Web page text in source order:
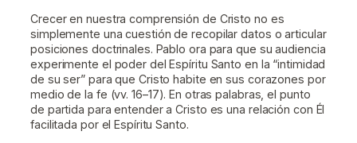
Crecer en nuestra comprensión de Cristo no es
simplemente una cuestión de recopilar datos o articular
posiciones doctrinales. Pablo ora para que su audiencia
experimente el poder del Espíritu Santo en la “intimidad
de su ser” para que Cristo habite en sus corazones por
medio de la fe (vv. 16–17). En otras palabras, el punto
de partida para entender a Cristo es una relación con Él
facilitada por el Espíritu Santo.